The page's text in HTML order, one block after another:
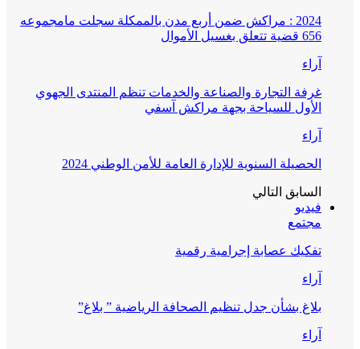
2024 : مراكش ضمن أربع مدن بالممكلة سجلت مامجموعه
656 قضية تتعلق بغسيل الأموال
آراء
غرفة التجارة والصناعة والخدمات تنظم المنتدى الجهوي
الأول للسياحة بجهة مراكش آسفي
آراء
الحصيلة السنوية للإدارة العامة للأمن الوطني 2024
السابق التالي
فيديو
مجتمع
تفكيك عصابة إجرامية رقمية
آراء
بلاغ بشأن جدل تنظيم الصحافة الرياضية ” بلاغ”
آراء